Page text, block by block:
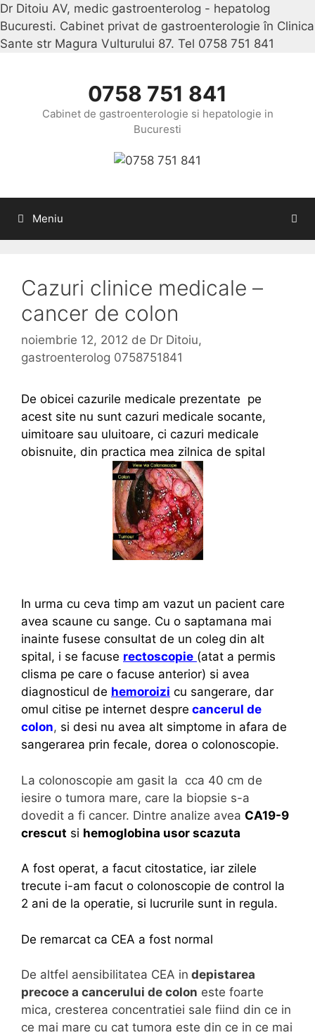
Dr Ditoiu AV, medic gastroenterolog - hepatolog
Bucuresti. Cabinet privat de gastroenterologie în Clinica
Sante str Magura Vulturului 87. Tel 0758 751 841
0758 751 841
Cabinet de gastroenterologie si hepatologie in
Bucuresti
Meniu
Cazuri clinice medicale –
cancer de colon
noiembrie 12, 2012 de Dr Ditoiu,
gastroenterolog 0758751841
De obicei cazurile medicale prezentate pe
acest site nu sunt cazuri medicale socante,
uimitoare sau uluitoare, ci cazuri medicale
obisnuite, din practica mea zilnica de spital
In urma cu ceva timp am vazut un pacient care
avea scaune cu sange. Cu o saptamana mai
inainte fusese consultat de un coleg din alt
spital, i se facuse rectoscopie (atat a permis
clisma pe care o facuse anterior) si avea
diagnosticul de hemoroizi cu sangerare, dar
omul citise pe internet despre cancerul de
colon, si desi nu avea alt simptome in afara de
sangerarea prin fecale, dorea o colonoscopie.
La colonoscopie am gasit la cca 40 cm de
iesire o tumora mare, care la biopsie s-a
dovedit a fi cancer. Dintre analize avea CA19-9
crescut si hemoglobina usor scazuta
A fost operat, a facut citostatice, iar zilele
trecute i-am facut o colonoscopie de control la
2 ani de la operatie, si lucrurile sunt in regula.
De remarcat ca CEA a fost normal
De altfel aensibilitatea CEA in depistarea
precoce a cancerului de colon este foarte
mica, cresterea concentratiei sale fiind din ce in
ce mai mare cu cat tumora este din ce in ce mai